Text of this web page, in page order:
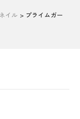
イル > プライムガー